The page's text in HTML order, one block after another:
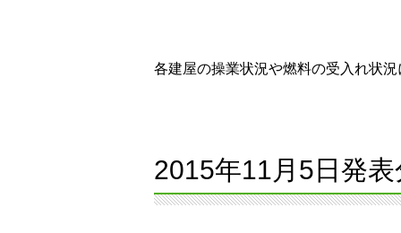
各建屋の操業状況や燃料の受入れ状
2015年11月5日発表